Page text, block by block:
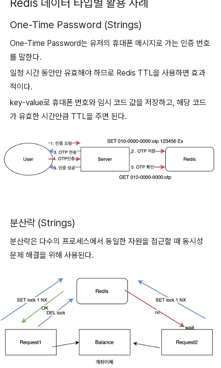
Redis 데이터 타입별 활용 사례
One-Time Password (Strings)
One-Time Password는 유저의 휴대폰 메시지로 가는 인증 번호
를 말한다.
일정 시간 동안만 유효해야 하므로 Redis TTL을 사용하면 효과
적이다.
key-value로 휴대폰 번호와 임시 코드 값을 저장하고, 해당 코드
가 유효한 시간만큼 TTL을 주면 된다.
분산락 (Strings)
분산락은 다수의 프로세스에서 동일한 자원을 접근할 때 동시성
문제 해결을 위해 사용된다.